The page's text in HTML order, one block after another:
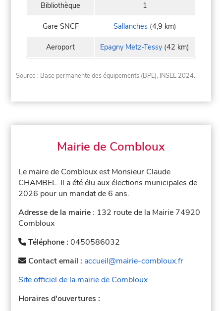
Bibliothèque 1
Gare SNCF Sallanches(4,9 km)
Aeroport Epagny Metz-Tessy (42 km)
Source : Base permanente des équipements (BPE), INSEE 2024.
Mairie de Combloux
Le maire de Combloux est Monsieur Claude
CHAMBEL. Il a été élu aux élections municipales de
2026 pour un mandat de 6 ans.
Adresse de la mairie : 132 route de la Mairie 74920
Combloux
Téléphone :0450586032
Contact email : accueil@mairie-combloux.fr
Site officiel de la mairie de Combloux
Horaires d'ouvertures :